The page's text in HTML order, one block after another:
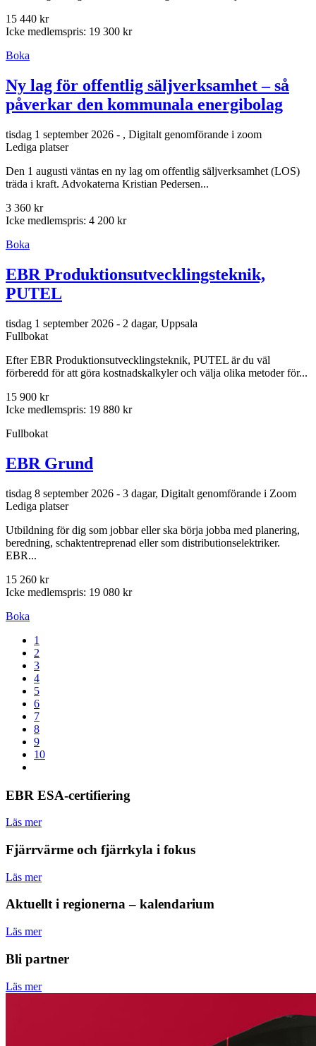
15 440 kr
Icke medlemspris: 19 300 kr
Boka
Ny lag för offentlig säljverksamhet – så
påverkar den kommunala energibolag
tisdag 1 september 2026 - , Digitalt genomförande i zoom
Lediga platser
Den 1 augusti väntas en ny lag om offentlig säljverksamhet (LOS)
träda i kraft. Advokaterna Kristian Pedersen...
3 360 kr
Icke medlemspris: 4 200 kr
Boka
EBR Produktionsutvecklingsteknik,
PUTEL
tisdag 1 september 2026 - 2 dagar, Uppsala
Fullbokat
Efter EBR Produktionsutvecklingsteknik, PUTEL är du väl
förberedd för att göra kostnadskalkyler och välja olika metoder för...
15 900 kr
Icke medlemspris: 19 880 kr
Fullbokat
EBR Grund
tisdag 8 september 2026 - 3 dagar, Digitalt genomförande i Zoom
Lediga platser
Utbildning för dig som jobbar eller ska börja jobba med planering,
beredning, schaktentreprenad eller som distributionselektriker.
EBR...
15 260 kr
Icke medlemspris: 19 080 kr
Boka
1
2
3
4
5
6
7
8
9
10
EBR ESA-certifiering
Läs mer
Fjärrvärme och fjärrkyla i fokus
Läs mer
Aktuellt i regionerna – kalendarium
Läs mer
Bli partner
Läs mer